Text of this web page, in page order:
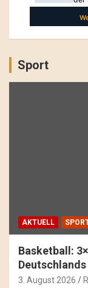
Sport
AKTUELL
Basketball:
3. August 2026